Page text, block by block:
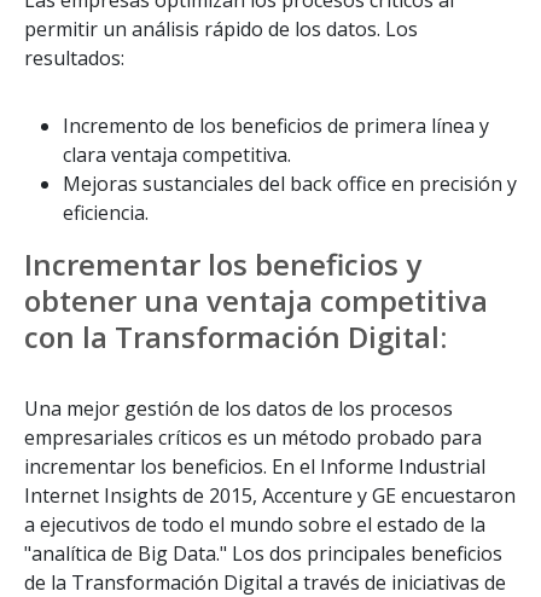
permitir un análisis rápido de los datos. Los
resultados:
Incremento de los beneficios de primera línea y
clara ventaja competitiva.
Mejoras sustanciales del back office en precisión y
eficiencia.
Incrementar los beneficios y
obtener una ventaja competitiva
con la Transformación Digital:
Una mejor gestión de los datos de los procesos
empresariales críticos es un método probado para
incrementar los beneficios. En el Informe Industrial
Internet Insights de 2015, Accenture y GE encuestaron
a ejecutivos de todo el mundo sobre el estado de la
"analítica de Big Data." Los dos principales beneficios
de la Transformación Digital a través de iniciativas de